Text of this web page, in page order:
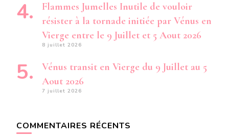
Flammes Jumelles Inutile de vouloir
résister à la tornade initiée par Vénus en
Vierge entre le 9 Juillet et 5 Aout 2026
8 juillet 2026
Vénus transit en Vierge du 9 Juillet au 5
Aout 2026
7 juillet 2026
COMMENTAIRES RÉCENTS